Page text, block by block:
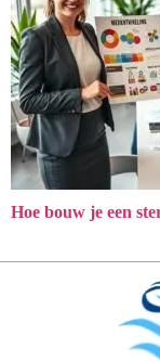
Hoe bouw je een